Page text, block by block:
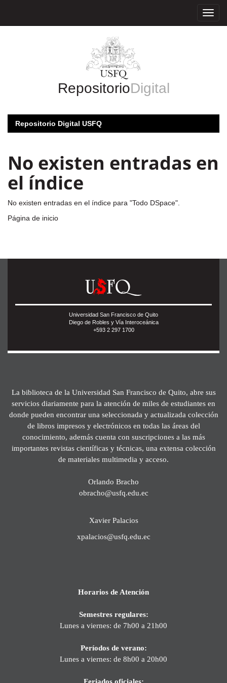
RepositorioDigital
Repositorio Digital USFQ
No existen entradas en
el índice
No existen entradas en el índice para "Todo DSpace".
Página de inicio
Universidad San Francisco de Quito
Diego de Robles y Vía Interoceánica
+593 2 297 1700
La biblioteca de la Universidad San Francisco de Quito, abre sus
servicios diariamente para la atención de miles de estudiantes en
donde pueden encontrar una seleccionada y actualizada colección
de libros impresos y electrónicos en todas las áreas del
conocimiento, además cuenta con suscripciones a las más
importantes revistas científicas y técnicas, una extensa colección
de materiales multimedia y acceso.
Orlando Bracho
obracho@usfq.edu.ec
Xavier Palacios
xpalacios@usfq.edu.ec
Horarios de Atención
Semestres regulares:
Lunes a viernes: de 7h00 a 21h00
Períodos de verano:
Lunes a viernes: de 8h00 a 20h00
Feriados oficiales: